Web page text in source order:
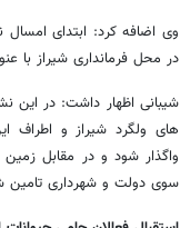
وی اضافه کرد: ابتدای
در محل فرمانداری شیراز با
شیبانی اظهار داشت: در
های ولگرد شیراز و اطراف
واگذار شود و در مقابل
سوی دولت و شهرداری تامین